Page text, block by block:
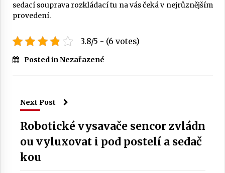
sedací souprava rozkládací tu na vás čeká v nejrůznějším
provedení.
3.8/5 - (6 votes)
Posted in Nezařazené
Next Post
Robotické vysavače sencor zvládn
ou vyluxovat i pod postelí a sedač
kou